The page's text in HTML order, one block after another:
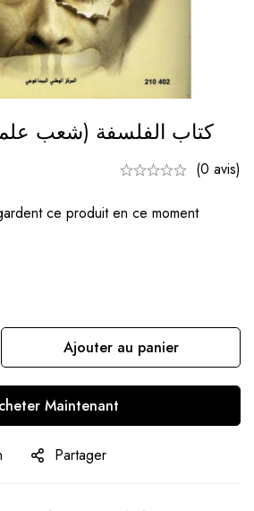
كتاب الفلسفة (شعب علمية)
(0 avis)
ce produit en ce moment
Ajouter au panier
Maintenant
Partager